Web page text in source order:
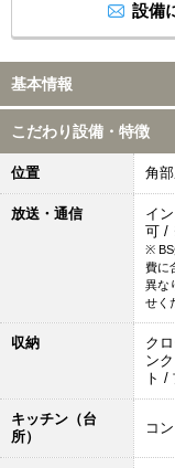
設備
基本情報
こだわり設備・特徴
位置 角
放送・通信
イ
可 /
※ BS
費に
異な
せく
収納
ク
ン
ト /
キッチン（台
所）
コ